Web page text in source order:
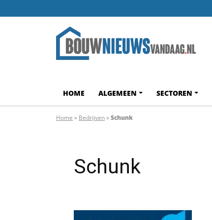
HOME ALGEMEEN SECTOREN
Home » Bedrijven»Schunk
Schunk